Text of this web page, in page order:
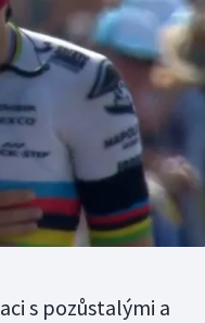
s pozůstalými a